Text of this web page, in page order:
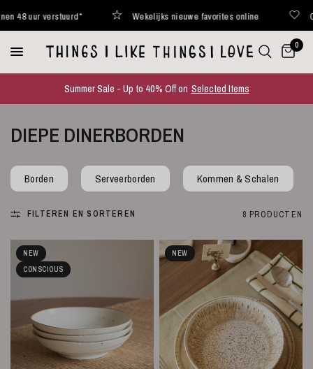
Wekelijks nieuwe favorites online Curated with
0
Summer Sale - Up to 40% Off on Selected Items
DIEPE DINERBORDEN
Borden Serveerborden Kommen & Schalen
FILTEREN EN SORTEREN 8 PRODUCTEN
NEW
CONSCIOUS
NEW